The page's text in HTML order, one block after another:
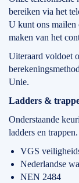
bereiken via het
U kunt ons mailen
maken van het
Uiteraard voldoet
Unie.
Ladders &
Onderstaande
ladders en trappen.
VGS
Nederlandse
NEN 2484